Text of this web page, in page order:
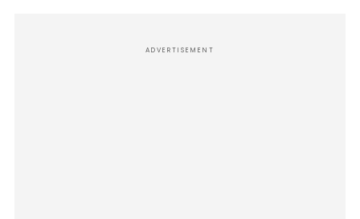
ADVERTISEMENT